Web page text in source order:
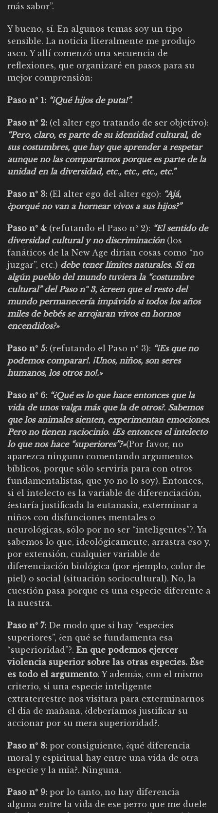
más sabor”.
Y bueno, sí. En algunos temas soy un tipo
sensible. La noticia literalmente me produjo
asco. Y allí comenzó una secuencia de
reflexiones, que organizaré en pasos para su
mejor comprensión:
Paso nº 1: “¡Qué hijos de puta!”.
Paso nº 2: (el alter ego tratando de ser objetivo):
“Pero, claro, es parte de su identidad cultural, de
sus costumbres, que hay que aprender a respetar
aunque no las compartamos porque es parte de la
unidad en la diversidad, etc., etc., etc., etc.”
Paso nº 3: (El alter ego del alter ego): “Ajá,
¿porqué no van a hornear vivos a sus hijos?”
Paso nº 4: (refutando el Paso nº 2): “El sentido de
diversidad cultural y no discriminación (los
fanáticos de la New Age dirían cosas como “no
juzgar”, etc.) debe tener límites naturales. Si en
algún pueblo del mundo tuviera la “costumbre
cultural” del Paso nº 3, ¿creen que el resto del
mundo permanecería impávido si todos los años
miles de bebés se arrojaran vivos en hornos
encendidos?»
Paso nº 5: (refutando el Paso nº 3): “¡Es que no
podemos comparar!. ¡Unos, niños, son seres
humanos, los otros no!.»
Paso nº 6: “¿Qué es lo que hace entonces que la
vida de unos valga más que la de otros?. Sabemos
que los animales sienten, experimentan emociones.
Pero no tienen raciocinio. ¿Es entonces el intelecto
lo que nos hace “superiores”?»(Por favor, no
aparezca ninguno comentando argumentos
bíblicos, porque sólo serviría para con otros
fundamentalistas, que yo no lo soy). Entonces,
si el intelecto es la variable de diferenciación,
¿estaría justificada la eutanasia, exterminar a
niños con disfunciones mentales o
neurológicas, sólo por no ser “inteligentes”?. Ya
sabemos lo que, ideológicamente, arrastra eso y,
por extensión, cualquier variable de
diferenciación biológica (por ejemplo, color de
piel) o social (situación sociocultural). No, la
cuestión pasa porque es una especie diferente a
la nuestra.
Paso nº 7: De modo que si hay “especies
superiores”, ¿en qué se fundamenta esa
“superioridad”?. En que podemos ejercer
violencia superior sobre las otras especies. Ése
es todo el argumento. Y además, con el mismo
criterio, si una especie inteligente
extraterrestre nos visitara para exterminarnos
el día de mañana, ¿deberíamos justificar su
accionar por su mera superioridad?.
Paso nº 8: por consiguiente, ¿qué diferencia
moral y espiritual hay entre una vida de otra
especie y la mía?. Ninguna.
Paso nº 9: por lo tanto, no hay diferencia
alguna entre la vida de ese perro que me duele